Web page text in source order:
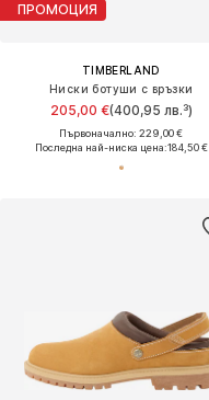
ПРОМОЦИЯ
TIMBERLAND
Ниски ботуши с връзки
205,00 €(400,95 лв.³)
Първоначално: 229,00 €
Последна най-ниска цена:184,50 €